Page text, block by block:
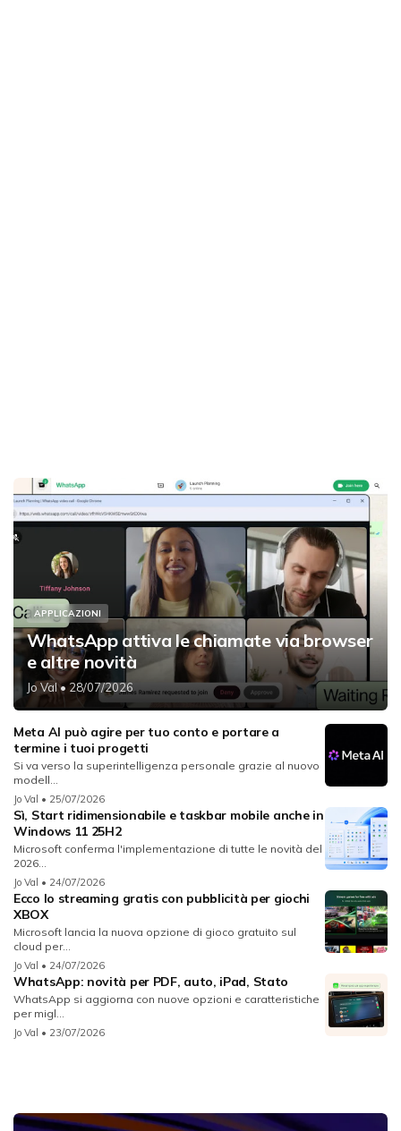
APPLICAZIONI
WhatsApp attiva le chiamate via browser
e altre novità
Jo Val• 28/07/2026
Meta AI può agire per tuo conto e portare a
termine i tuoi progetti
Si va verso la superintelligenza personale grazie al nuovo
modell...
Jo Val • 25/07/2026
Sì, Start ridimensionabile e taskbar mobile anche in
Windows 11 25H2
Microsoft conferma l'implementazione di tutte le novità del
2026...
Jo Val • 24/07/2026
Ecco lo streaming gratis con pubblicità per giochi
XBOX
Microsoft lancia la nuova opzione di gioco gratuito sul
cloud per...
Jo Val • 24/07/2026
WhatsApp: novità per PDF, auto, iPad, Stato
WhatsApp si aggiorna con nuove opzioni e caratteristiche
per migl...
Jo Val • 23/07/2026